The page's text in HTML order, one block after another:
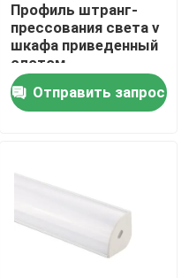
плиты
Профиль штранг-
прессования света v
шкафа приведенный
слотом,
установленное
угловое привел
профиль алюминия
Отправить запрос